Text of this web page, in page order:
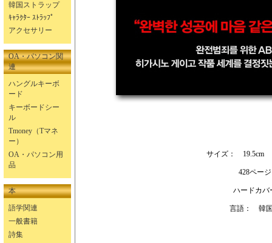
韓国ストラップ
ｷｬﾗｸﾀｰ ｽﾄﾗｯﾌﾟ
アクセサリー
OA・パソコン関
連
ハングルキーボ
ード
キーボードシー
ル
Tmoney（Tマネ
ー）
OA・パソコン用
品
本
語学関連
一般書籍
詩集
サイズ： 19.5cm
428ページ
ハードカバ
言語： 韓